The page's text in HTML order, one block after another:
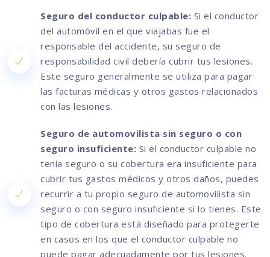
Seguro del conductor culpable: Si el conductor
del automóvil en el que viajabas fue el
responsable del accidente, su seguro de
responsabilidad civil debería cubrir tus lesiones.
Este seguro generalmente se utiliza para pagar
las facturas médicas y otros gastos relacionados
con las lesiones.
Seguro de automovilista sin seguro o con
seguro insuficiente: Si el conductor culpable no
tenía seguro o su cobertura era insuficiente para
cubrir tus gastos médicos y otros daños, puedes
recurrir a tu propio seguro de automovilista sin
seguro o con seguro insuficiente si lo tienes. Este
tipo de cobertura está diseñado para protegerte
en casos en los que el conductor culpable no
puede pagar adecuadamente por tus lesiones.